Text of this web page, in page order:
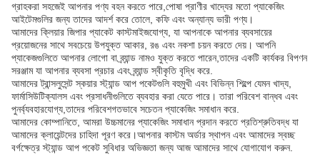
গ্রাহকরা সহজেই আপনার পণ্য বহন করতে পারে,পোষা প্রাণীর খাদ্যের মতো প্যাকেজিং
আইটেমগুলির জন্য তাদের আদর্শ করে তোলে, কফি এবং অন্যান্য ভারী পণ্য।
আমাদের ক্লিয়ার জিপার প্যাকেট কাস্টমাইজযোগ্য, যা আপনাকে আপনার ব্যবসায়ের
প্রয়োজনের সাথে সবচেয়ে উপযুক্ত আকার, রঙ এবং নকশা চয়ন করতে দেয়। আপনি
প্যাকেজগুলিতে আপনার লোগো বা ব্র্যান্ড নামও যুক্ত করতে পারেন,তাদের একটি কার্যকর বিপণন
সরঞ্জাম যা আপনার ব্যবসা প্রচার এবং ব্র্যান্ড স্বীকৃতি বৃদ্ধি করে.
আমাদের ট্রান্সলুসেন্ট স্কয়ার স্ট্যান্ড আপ পকেটগুলি বহুমুখী এবং বিভিন্ন শিল্পে যেমন খাদ্য,
ফার্মাসিউটিক্যালস এবং প্রসাধনীগুলিতে ব্যবহার করা যেতে পারে। তারা পরিবেশ বান্ধব এবং
পুনর্ব্যবহারযোগ্য,তাদের পরিবেশগতভাবে সচেতন প্যাকেজিং সমাধান করে.
আমাদের কোম্পানিতে, আমরা উচ্চমানের প্যাকেজিং সমাধান প্রদান করতে প্রতিশ্রুতিবদ্ধ যা
আমাদের ক্লায়েন্টদের চাহিদা পূরণ করে।আপনার কাস্টম অর্ডার স্থাপন এবং আমাদের স্বচ্ছ
বর্গক্ষেত্র স্ট্যান্ড আপ পকেট সুবিধার অভিজ্ঞতা জন্য আজ আমাদের সাথে যোগাযোগ করুন.